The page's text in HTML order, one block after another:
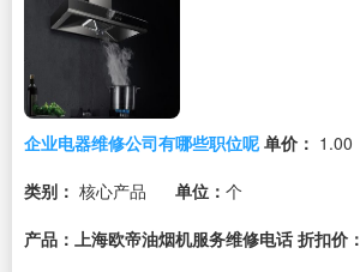
企业电器维修公司有哪些职位呢 单价： 1.00
类别： 核心产品 单位： 个
产品：上海欧帝油烟机服务维修电话 折扣价：